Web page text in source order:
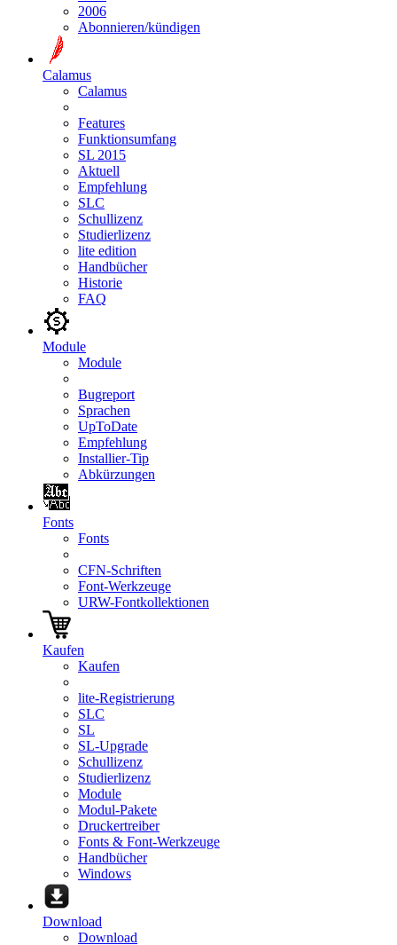
2006
Abonnieren/kündigen
Calamus
Calamus
Features
Funktionsumfang
SL 2015
Aktuell
Empfehlung
SLC
Schullizenz
Studierlizenz
lite edition
Handbücher
Historie
FAQ
Module
Module
Bugreport
Sprachen
UpToDate
Empfehlung
Installier-Tip
Abkürzungen
Fonts
Fonts
CFN-Schriften
Font-Werkzeuge
URW-Fontkollektionen
Kaufen
Kaufen
lite-Registrierung
SLC
SL
SL-Upgrade
Schullizenz
Studierlizenz
Module
Modul-Pakete
Druckertreiber
Fonts & Font-Werkzeuge
Handbücher
Windows
Download
Download